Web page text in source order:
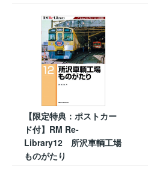
【限定特典：ポストカー
ド付】RM Re-
Library12 所沢車輌工場
ものがたり